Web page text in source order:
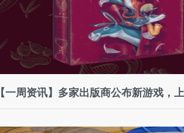
【一周资讯】多家出版商公布新游戏，